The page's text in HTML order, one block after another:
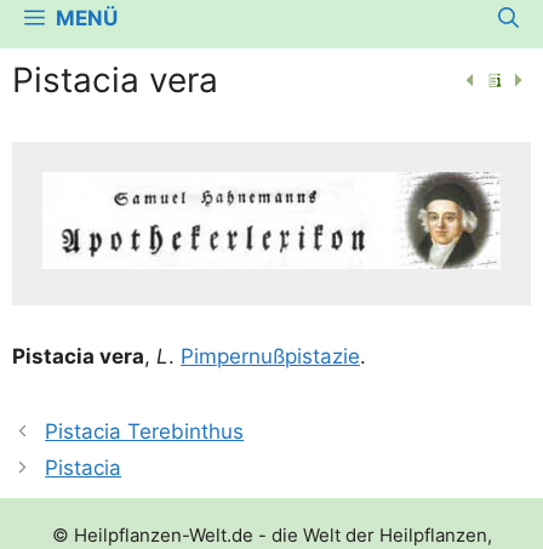
MENÜ
Pistacia vera
Pist­acia vera, L. Pim­per­nuß­pis­ta­zie.
Pistacia Terebinthus
Pistacia
© Heilpflanzen-Welt.de - die Welt der Heilpflanzen,